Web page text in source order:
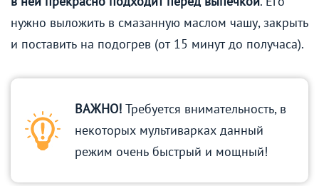
нужно выложить в смазанную маслом чашу, закрыть
и поставить на подогрев (от 15 минут до получаса).
ВАЖНО! Требуется внимательность, в
некоторых мультиварках данный
режим очень быстрый и мощный!